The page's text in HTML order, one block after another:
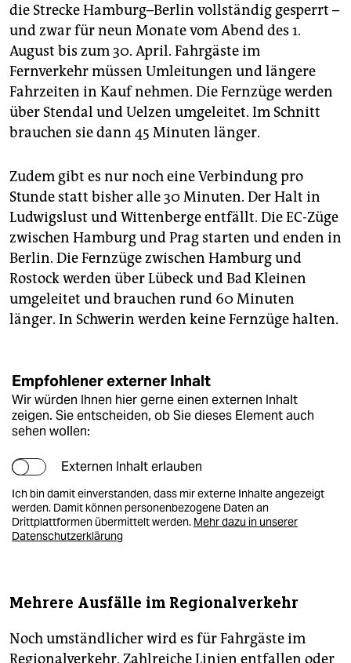
die Strecke Hamburg–Berlin vollständig gesperrt –
und zwar für neun Monate vom Abend des 1.
August bis zum 30. April. Fahrgäste im
Fernverkehr müssen Umleitungen und längere
Fahrzeiten in Kauf nehmen. Die Fernzüge werden
über Stendal und Uelzen umgeleitet. Im Schnitt
brauchen sie dann 45 Minuten länger.
Zudem gibt es nur noch eine Verbindung pro
Stunde statt bisher alle 30 Minuten. Der Halt in
Ludwigslust und Wittenberge entfällt. Die EC-Züge
zwischen Hamburg und Prag starten und enden in
Berlin. Die Fernzüge zwischen Hamburg und
Rostock werden über Lübeck und Bad Kleinen
umgeleitet und brauchen rund 60 Minuten
länger. In Schwerin werden keine Fernzüge halten.
Empfohlener externer Inhalt
Wir würden Ihnen hier gerne einen externen Inhalt
zeigen. Sie entscheiden, ob Sie dieses Element auch
sehen wollen:
Externen Inhalt erlauben
Ich bin damit einverstanden, dass mir externe Inhalte angezeigt
werden. Damit können personenbezogene Daten an
Drittplattformen übermittelt werden. Mehr dazu in unserer
Datenschutzerklärung
Mehrere Ausfälle im Regionalverkehr
Noch umständlicher wird es für Fahrgäste im
Regionalverkehr. Zahlreiche Linien entfallen oder